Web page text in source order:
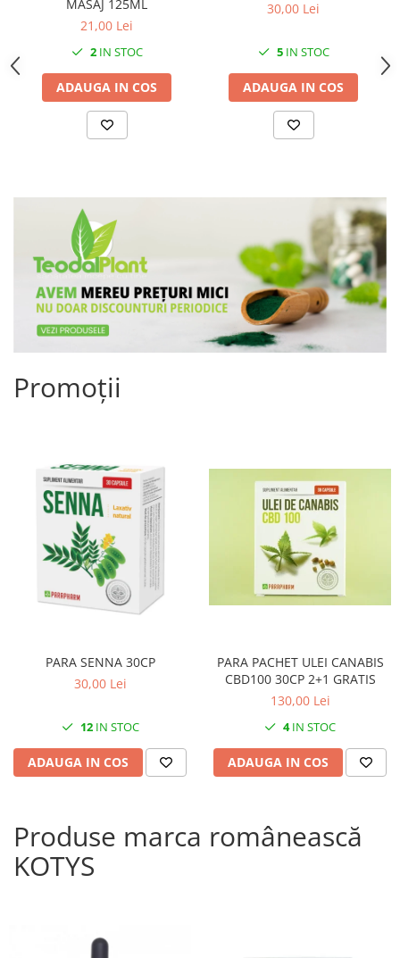
MASAJ 125ML
21,00 Lei
2IN STOC
ADAUGA IN COS
30,00 Lei
5IN STOC
ADAUGA IN COS
Promoții
PARA SENNA 30CP
30,00 Lei
12IN STOC
ADAUGA IN COS
PARA PACHET ULEI CANABIS
CBD100 30CP 2+1 GRATIS
130,00 Lei
4IN STOC
ADAUGA IN COS
Produse marca românească
KOTYS